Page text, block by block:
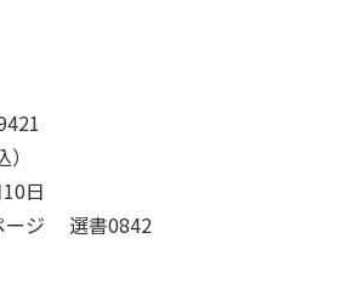
日
ージ 選書0842